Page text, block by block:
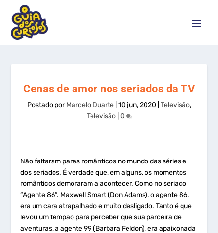
Cenas de amor nos seriados da TV
Postado porMarcelo Duarte| 10 jun, 2020 Televisão,
Televisão| 0
Não faltaram pares românticos no mundo das séries e
dos seriados. É verdade que, em alguns, os momentos
românticos demoraram a acontecer. Como no seriado
“Agente 86”. Maxwell Smart (Don Adams), o agente 86,
era um cara atrapalhado e muito desligado. Tanto é que
levou um tempão para perceber que sua parceira de
aventuras, a agente 99 (Barbara Feldon), era apaixonada